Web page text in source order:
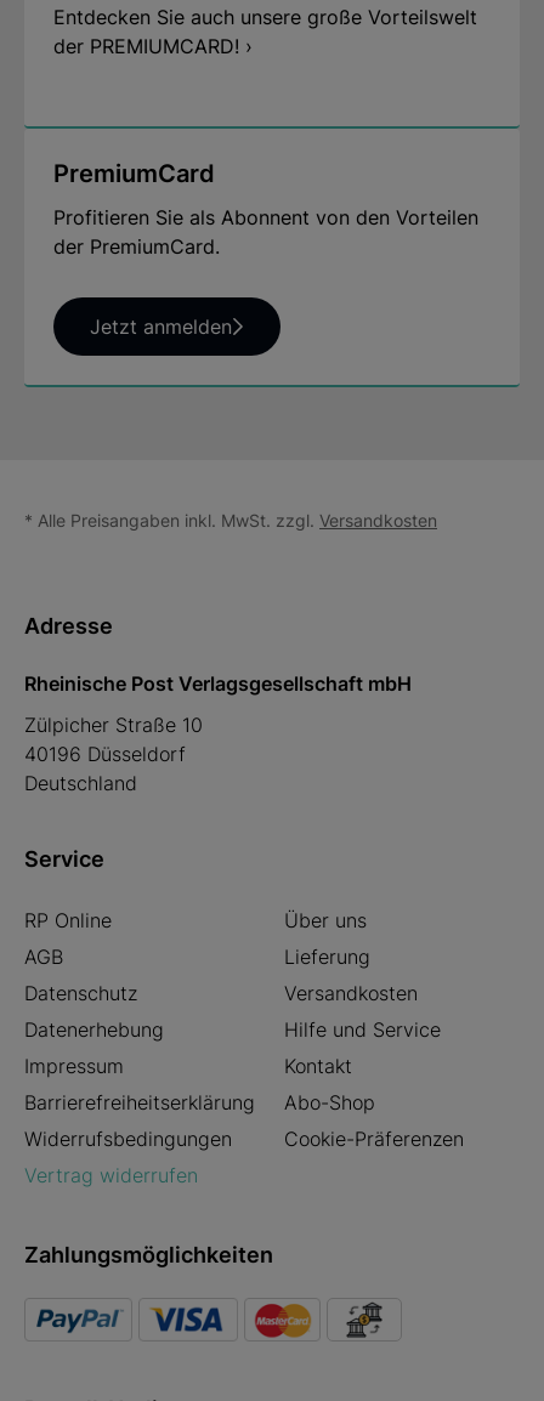
Entdecken Sie auch unsere große Vorteilswelt
der PREMIUMCARD! ›
PremiumCard
Profitieren Sie als Abonnent von den Vorteilen
der PremiumCard.
Jetzt anmelden
* Alle Preisangaben inkl. MwSt. zzgl. Versandkosten
Adresse
Rheinische Post Verlagsgesellschaft mbH
Zülpicher Straße 10
40196 Düsseldorf
Deutschland
Service
RP Online
Über uns
AGB
Lieferung
Datenschutz
Versandkosten
Datenerhebung
Hilfe und Service
Impressum
Kontakt
Barrierefreiheitserklärung
Abo-Shop
Widerrufsbedingungen
Cookie-Präferenzen
Vertrag widerrufen
Zahlungsmöglichkeiten